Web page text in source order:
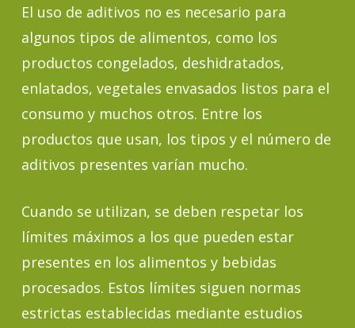
El uso de aditivos no es necesario para
algunos tipos de alimentos, como los
productos congelados, deshidratados,
enlatados, vegetales envasados listos para el
consumo y muchos otros. Entre los
productos que usan, los tipos y el número de
aditivos presentes varían mucho.
Cuando se utilizan, se deben respetar los
límites máximos a los que pueden estar
presentes en los alimentos y bebidas
procesados. Estos límites siguen normas
estrictas establecidas mediante estudios